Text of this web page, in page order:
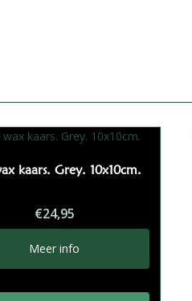
kaars. Grey. 10x10cm.
€24,95
Meer info